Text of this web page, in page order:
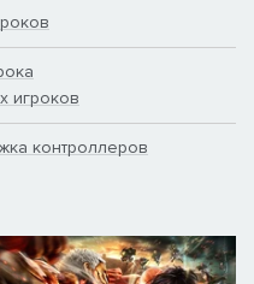
игроков
контроллеров